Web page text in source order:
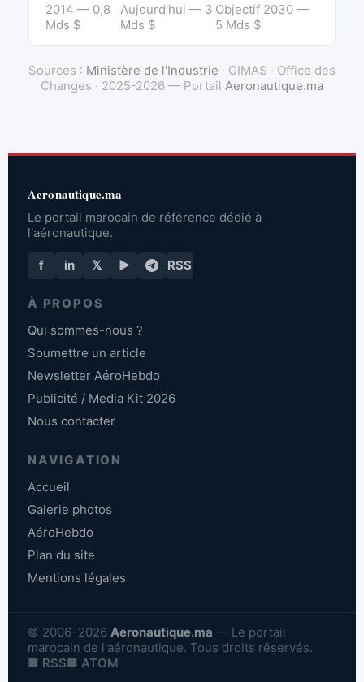
2014 — 0,8
Mds $
Aujourd'hui — 3
Mds $
Objectif 2030 —
5 Mds $
Sources : Ministère de l'Industrie · GIMAS · Office des
Changes · 2025-2026 — Portail Aeronautique.ma
Aeronautique.ma
Le portail marocain de référence dédié à
l'aéronautique.
f in 𝕏 ▶ RSS
À PROPOS
Qui sommes-nous ?
Soumettre un article
Newsletter AéroHebdo
Publicité / Media Kit 2026
Nous contacter
NAVIGATION
Accueil
Galerie photos
AéroHebdo
Plan du site
Mentions légales
© 2006–2026 Aeronautique.ma — Le portail
marocain de l'aéronautique. Tous droits réservés.
■ RSS■ ATOM